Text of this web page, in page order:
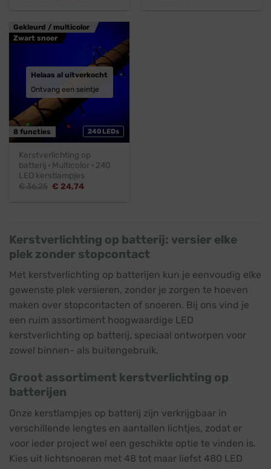
240 LEDs
Gekleurd / multicolor
Zwart snoer
8 functies
Helaas al uitverkocht
Ontvang een seintje
Kerstverlichting op
batterij · Multicolor · 240
LED kerstlampjes
€36,25 Oorspronkelijke
€ 24,74Huidige
Kerstverlichting op batterij: versier elke
plek zonder stopcontact
Met kerstverlichting op batterijen kun je eenvoudig elke
gewenste plek versieren, zonder je zorgen te hoeven
maken over stopcontacten of snoeren. Bij ons vind je
een ruim assortiment hoogwaardige LED
kerstverlichting op batterij, speciaal ontworpen voor
zowel binnen- als buitengebruik.
Groot assortiment kerstverlichting op
batterijen
Onze kerstlampjes op batterij zijn verkrijgbaar in
verschillende lengtes en aantallen lichtjes, zodat er
voor ieder project wel een geschikte optie te vinden is.
Kies uit lichtsnoeren met 48 tot maar liefst 480 LED